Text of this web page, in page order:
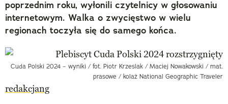
poprzednim roku, wyłonili czytelnicy w głosowaniu
internetowym. Walka o zwycięstwo w wielu
regionach toczyła się do samego końca.
Cuda Polski 2024 – wyniki / fot. Piotr Krzeslak / Maciej Nowakowski / mat.
prasowe / kolaż National Geographic Traveler
redakcjang